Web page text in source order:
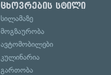
ცხოვრების სტილი
სილამაზე
მოგზაურობა
ავტომობილები
კულინარია
გართობა